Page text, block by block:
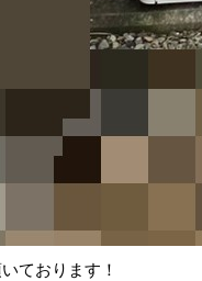
ております！